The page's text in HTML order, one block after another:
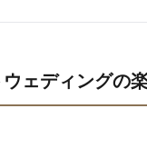
ェディングの